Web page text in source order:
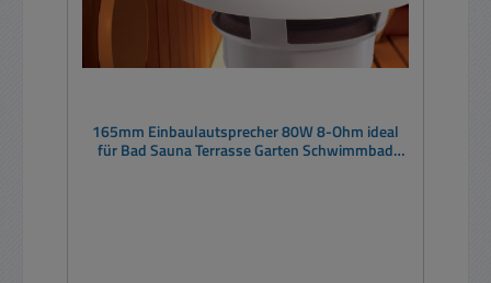
165mm Einbaulautsprecher 80W 8-Ohm ideal
für Bad Sauna Terrasse Garten Schwimmbad